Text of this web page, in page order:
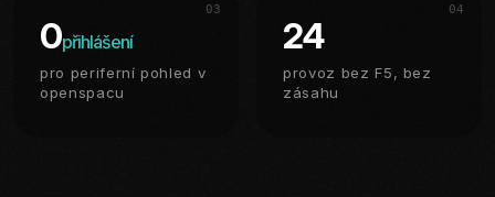
03
0přihlášení
pro periferní pohled v
openspacu
04
24
provoz bez F5, bez
zásahu